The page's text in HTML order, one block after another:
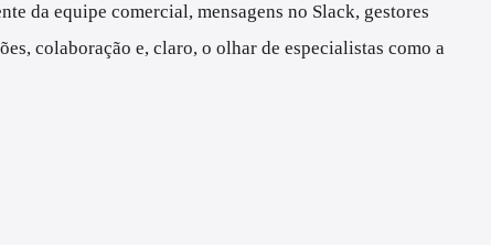
da equipe comercial, mensagens no Slack, gestores
colaboração e, claro, o olhar de especialistas como a